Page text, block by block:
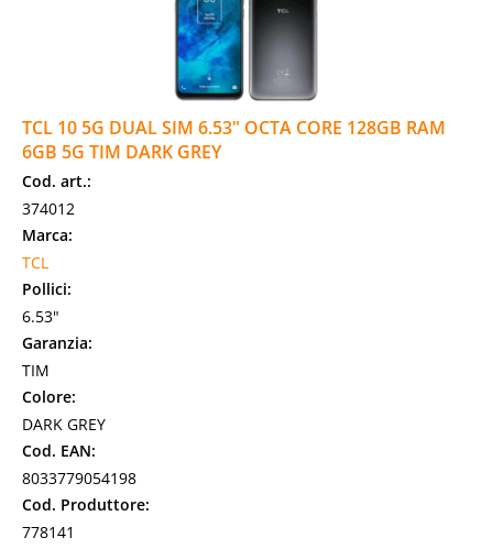
TCL 10 5G DUAL SIM 6.53" OCTA CORE 128GB RAM
6GB 5G TIM DARK GREY
Cod. art.:
374012
Marca:
TCL
Pollici:
6.53"
Garanzia:
TIM
Colore:
DARK GREY
Cod. EAN:
8033779054198
Cod. Produttore:
778141